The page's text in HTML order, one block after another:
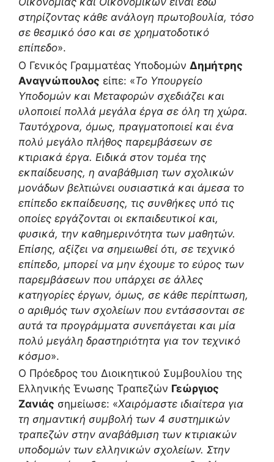
στηρίζοντας κάθε ανάλογη πρωτοβουλία, τόσο
σε θεσμικό όσο και σε χρηματοδοτικό
επίπεδο».
Ο Γενικός Γραμματέας Υποδομών Δημήτρης
Αναγνώπουλος είπε: «Το Υπουργείο
Υποδομών και Μεταφορών σχεδιάζει και
υλοποιεί πολλά μεγάλα έργα σε όλη τη χώρα.
Ταυτόχρονα, όμως, πραγματοποιεί και ένα
πολύ μεγάλο πλήθος παρεμβάσεων σε
κτιριακά έργα. Ειδικά στον τομέα της
εκπαίδευσης, η αναβάθμιση των σχολικών
μονάδων βελτιώνει ουσιαστικά και άμεσα το
επίπεδο εκπαίδευσης, τις συνθήκες υπό τις
οποίες εργάζονται οι εκπαιδευτικοί και,
φυσικά, την καθημερινότητα των μαθητών.
Επίσης, αξίζει να σημειωθεί ότι, σε τεχνικό
επίπεδο, μπορεί να μην έχουμε το εύρος των
παρεμβάσεων που υπάρχει σε άλλες
κατηγορίες έργων, όμως, σε κάθε περίπτωση,
ο αριθμός των σχολείων που εντάσσονται σε
αυτά τα προγράμματα συνεπάγεται και μία
πολύ μεγάλη δραστηριότητα για τον τεχνικό
κόσμο».
Ο Πρόεδρος του Διοικητικού Συμβουλίου της
Ελληνικής Ένωσης Τραπεζών Γεώργιος
Ζανιάς σημείωσε: «Χαιρόμαστε ιδιαίτερα για
τη σημαντική συμβολή των 4 συστημικών
τραπεζών στην αναβάθμιση των κτιριακών
υποδομών των ελληνικών σχολείων. Στην